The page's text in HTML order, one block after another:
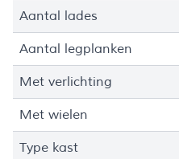
Aantal lades
Aantal legplanken
Met verlichting
Met wielen
Type kast